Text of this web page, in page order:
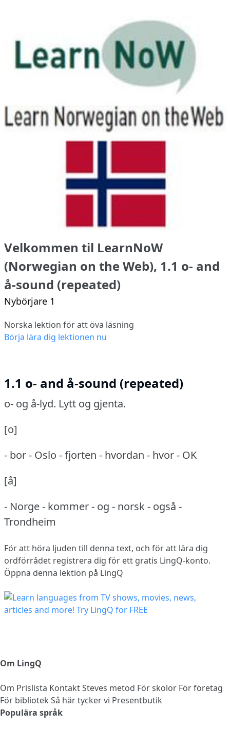
Velkommen til LearnNoW
(Norwegian on the Web), 1.1 o- and
å-sound (repeated)
Nybörjare 1
Norska lektion för att öva läsning
Börja lära dig lektionen nu
1.1 o- and å-sound (repeated)
o- og å-lyd. Lytt og gjenta.
[o]
- bor - Oslo - fjorten - hvordan - hvor - OK
[å]
- Norge - kommer - og - norsk - også -
Trondheim
För att höra ljuden till denna text, och för att lära dig
ordförrådet registrera dig för ett gratis LingQ-konto.
Öppna denna lektion på LingQ
Om LingQ
Om Prislista KontaktSteves metod För skolor För företag
För bibliotek Så här tycker vi Presentbutik
Populära språk